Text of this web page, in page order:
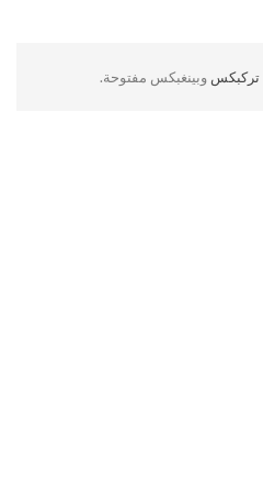
تركبكس وبينغبكس مفتوحة.